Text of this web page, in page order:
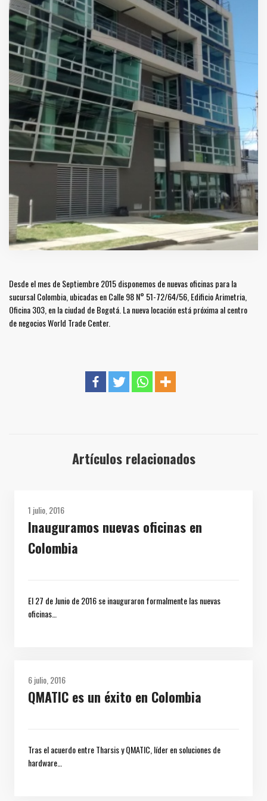
Desde el mes de Septiembre 2015 disponemos de nuevas oficinas para la
sucursal Colombia, ubicadas en Calle 98 N° 51-72/64/56, Edificio Arimetria,
Oficina 303, en la ciudad de Bogotá. La nueva locación está próxima al centro
de negocios World Trade Center.
Artículos relacionados
1 julio, 2016
Inauguramos nuevas oficinas en
Colombia
El 27 de Junio de 2016 se inauguraron formalmente las nuevas
oficinas…
6 julio, 2016
QMATIC es un éxito en Colombia
Tras el acuerdo entre Tharsis y QMATIC, líder en soluciones de
hardware…